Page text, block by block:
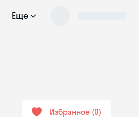
Еще
Избранное 0